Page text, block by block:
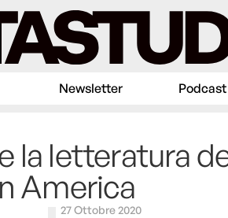
Newsletter Podcast
la letteratura
America
27 Ottobre 2020